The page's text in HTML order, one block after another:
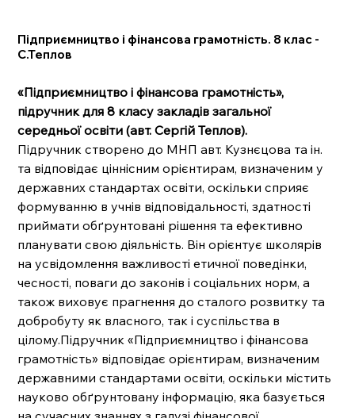
Підприємництво і фінансова грамотність. 8 клас -
С.Теплов
«Підприємництво і фінансова грамотність»,
підручник для 8 класу закладів загальної
середньої освіти (авт. Сергій Теплов).
Підручник створено до МНП авт. Кузнєцова та ін.
та відповідає ціннісним орієнтирам, визначеним у
державних стандартах освіти, оскільки сприяє
формуванню в учнів відповідальності, здатності
приймати обґрунтовані рішення та ефективно
планувати свою діяльність. Він орієнтує школярів
на усвідомлення важливості етичної поведінки,
чесності, поваги до законів і соціальних норм, а
також виховує прагнення до сталого розвитку та
добробуту як власного, так і суспільства в
цілому.Підручник «Підприємництво і фінансова
грамотність» відповідає орієнтирам, визначеним
державними стандартами освіти, оскільки містить
науково обґрунтовану інформацію, яка базується